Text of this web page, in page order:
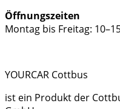
Öffnungszeiten
Montag bis Freitag:
YOURCAR Cottbus
ist ein Produkt der